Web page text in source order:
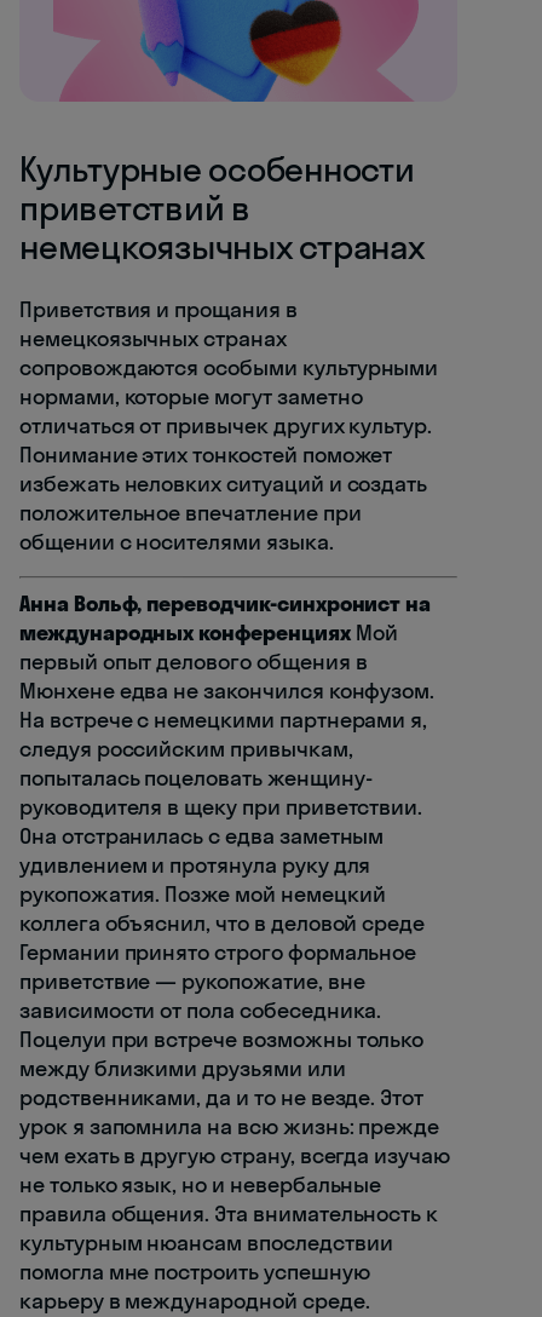
Культурные особенности
приветствий в
немецкоязычных странах
Приветствия и прощания в
немецкоязычных странах
сопровождаются особыми культурными
нормами, которые могут заметно
отличаться от привычек других культур.
Понимание этих тонкостей поможет
избежать неловких ситуаций и создать
положительное впечатление при
общении с носителями языка.
Анна Вольф, переводчик-синхронист на
международных конференцияхМой
первый опыт делового общения в
Мюнхене едва не закончился конфузом.
На встрече с немецкими партнерами я,
следуя российским привычкам,
попыталась поцеловать женщину-
руководителя в щеку при приветствии.
Она отстранилась с едва заметным
удивлением и протянула руку для
рукопожатия. Позже мой немецкий
коллега объяснил, что в деловой среде
Германии принято строго формальное
приветствие — рукопожатие, вне
зависимости от пола собеседника.
Поцелуи при встрече возможны только
между близкими друзьями или
родственниками, да и то не везде. Этот
урок я запомнила на всю жизнь: прежде
чем ехать в другую страну, всегда изучаю
не только язык, но и невербальные
правила общения. Эта внимательность к
культурным нюансам впоследствии
помогла мне построить успешную
карьеру в международной среде.